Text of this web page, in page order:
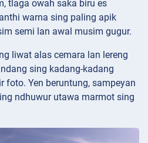
tlaga owah saka biru es
warna sing paling apik
semi lan awal musim gugur.
liwat alas cemara lan lereng
sing kadang-kadang
foto. Yen beruntung, sampeyan
ndhuwur utawa marmot sing